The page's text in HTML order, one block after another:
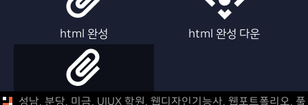
html 완성 html 완성 다운
html 제작영상
성남, 분당, 미금, UIUX 학원, 웹디자인기능사, 웹포트폴리오, 풀